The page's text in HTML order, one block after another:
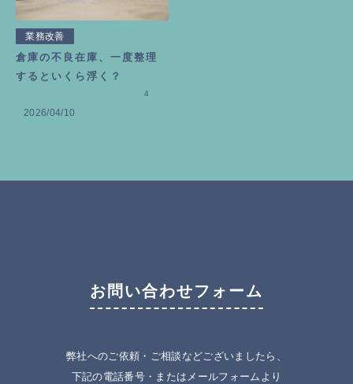
業務改善
倉庫の不良在庫、一度整理
するといくら浮く？
2026/04/10
4
お問い合わせフォーム
弊社へのご依頼・ご相談などございましたら、
下記の電話番号・またはメールフォームより